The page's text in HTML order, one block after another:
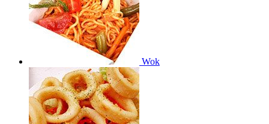
Wok